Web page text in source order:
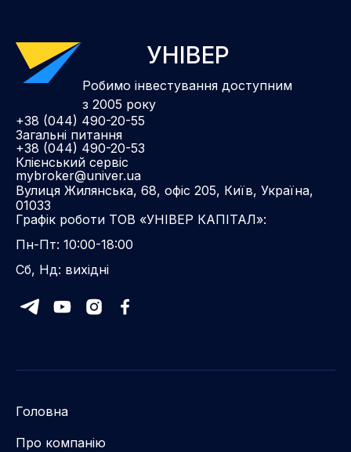
УНІВЕР
Робимо інвестування доступним
з 2005 року
+38 (044) 490-20-55
Загальні питання
+38 (044) 490-20-53
Клієнський сервіс
mybroker@univer.ua
Вулиця Жилянська, 68, офіс 205, Київ, Україна,
01033
Графік роботи ТОВ «УНІВЕР КАПІТАЛ»:
Пн-Пт: 10:00-18:00
Сб, Нд: вихідні
Головна
Про компанію